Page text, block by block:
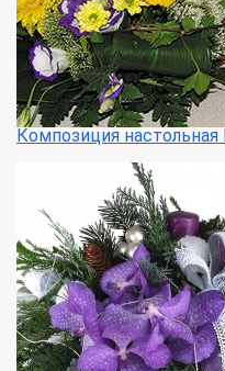
Композиция